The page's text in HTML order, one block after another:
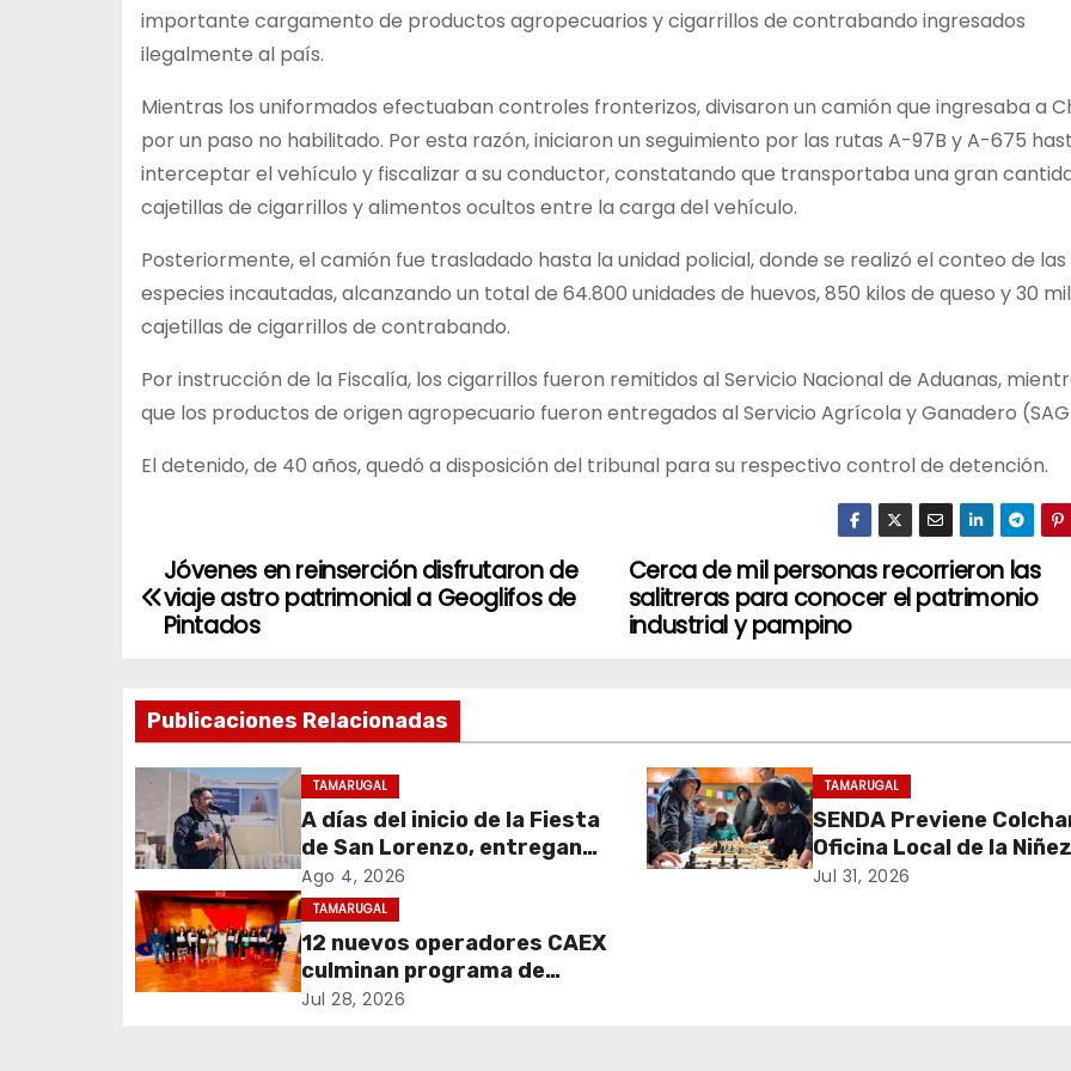
importante cargamento de productos agropecuarios y cigarrillos de contrabando ingresados
ilegalmente al país.
Mientras los uniformados efectuaban controles fronterizos, divisaron un camión que ingresaba a
por un paso no habilitado. Por esta razón, iniciaron un seguimiento por las rutas A-97B y A-675
interceptar el vehículo y fiscalizar a su conductor, constatando que transportaba una gran
cajetillas de cigarrillos y alimentos ocultos entre la carga del vehículo.
Posteriormente, el camión fue trasladado hasta la unidad policial, donde se realizó el conteo de las
especies incautadas, alcanzando un total de 64.800 unidades de huevos, 850 kilos de queso y 30 mil
cajetillas de cigarrillos de contrabando.
Por instrucción de la Fiscalía, los cigarrillos fueron remitidos al Servicio Nacional de Aduanas,
que los productos de origen agropecuario fueron entregados al Servicio Agrícola y Ganadero
El detenido, de 40 años, quedó a disposición del tribunal para su respectivo control de detención.
N
e
g
a
c
i
ó
Cerca de mil personas recorrieron las
salitreras para conocer el patrimonio
industrial y pampino
Jóvenes en reinserción disfrutaron de
viaje astro patrimonial a Geoglifos de
Pintados
Publicaciones Relacionadas
TAMARUGAL
A días del inicio de la Fiesta
de San Lorenzo, entregan
obras de emergencia para
resguardar su histórico
campanario
Ago 4, 2026
TAMARUGAL
SENDA Previene
Oficina Local de la Niñez
promueven el buen uso
Jul 31, 2026
TAMARUGAL
12 nuevos operadores CAEX
culminan programa de
formación impulsado por
Jul 28, 2026